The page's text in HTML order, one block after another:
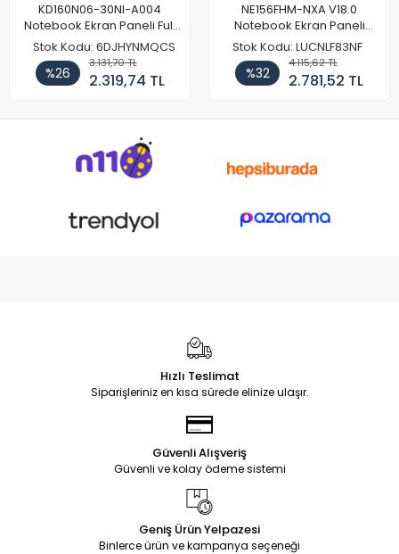
KD160N06-30NI-A004
Notebook Ekran Paneli Full
HD
Stok Kodu: 6DJHYNMQCS
%26
3.131,70 TL
2.319,74 TL
NE156FHM-NXA V18.0
Notebook Ekran Paneli
144Hz
Stok Kodu: LUCNLF83NF
%32
4.115,62 TL
2.781,52 TL
Hızlı Teslimat
Siparişleriniz en kısa sürede elinize ulaşır.
Güvenli Alışveriş
Güvenli ve kolay ödeme sistemi
Geniş Ürün Yelpazesi
Binlerce ürün ve kampanya seçeneği